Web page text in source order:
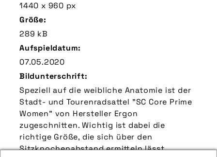
1440 x 960 px
Größe:
289 kB
Aufspieldatum:
07.05.2020
Bildunterschrift:
Speziell auf die weibliche Anatomie ist der
Stadt- und Tourenradsattel "SC Core Prime
Women" von Hersteller Ergon
zugeschnitten. Wichtig ist dabei die
richtige Größe, die sich über den
Sitzknochenabstand ermitteln lässt.